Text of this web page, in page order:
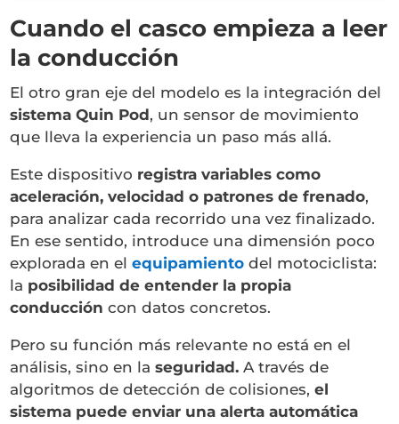
Cuando el casco empieza a leer
la conducción
El otro gran eje del modelo es la integración del
sistema Quin Pod, un sensor de movimiento
que lleva la experiencia un paso más allá.
Este dispositivo registra variables como
aceleración, velocidad o patrones de frenado,
para analizar cada recorrido una vez finalizado.
En ese sentido, introduce una dimensión poco
explorada en elequipamiento del motociclista:
la posibilidad de entender la propia
conducción con datos concretos.
Pero su función más relevante no está en el
análisis, sino en laseguridad. A través de
algoritmos de detección de colisiones,el
sistema puede enviar una alerta automática